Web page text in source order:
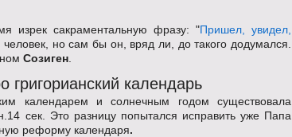
изрек сакраментальную фразу: "Пришел, увидел,
но сам бы он, вряд ли, до такого додумался.
Созиген
григорианский календарь
календарем и солнечным годом существовала
сек. Это разницу попытался исправить уже Папа
реформу календаря.